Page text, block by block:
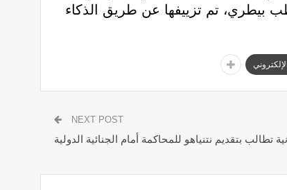
بيطري، تم تزييفها عن طريق الذكاء
NEXT POST
تطالب بتقديم نتنياهو للمحاكمة أمام الجنائية الدولية